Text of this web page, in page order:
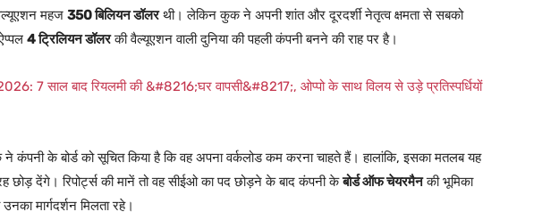
महज 350 बिलियन डॉलरथी। लेकिन कुक ने अपनी शांत और दूरदर्शी नेतृत्व क्षमता से सबको
4 ट्रिलियन डॉलरकी वैल्यूएशन वाली दुनिया की पहली कंपनी बनने की राह पर है।
7 साल बाद रियलमी की &#8216;घर वापसी&#8217;, ओप्पो के साथ विलय से उड़े प्रतिस्पर्धियों
के बोर्ड को सूचित किया है कि वह अपना वर्कलोड कम करना चाहते हैं। हालांकि, इसका मतलब यह
छोड़ देंगे। रिपोर्ट्स की मानें तो वह सीईओ का पद छोड़ने के बाद कंपनी केबोर्ड ऑफ चेयरमैनकी भूमिका
मार्गदर्शन मिलता रहे।